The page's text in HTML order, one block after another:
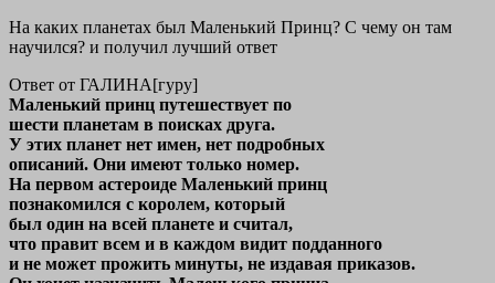
На каких планетах был Маленький Принц? С чему он там
научился? и получил лучший ответ
Ответ от ГАЛИНА[гуру]
Маленький принц путешествует по
шести планетам в поисках друга.
У этих планет нет имен, нет подробных
описаний. Они имеют только номер.
На первом астероиде Маленький принц
познакомился с королем, который
был один на всей планете и считал,
что правит всем и в каждом видит подданного
и не может прожить минуты, не издавая приказов.